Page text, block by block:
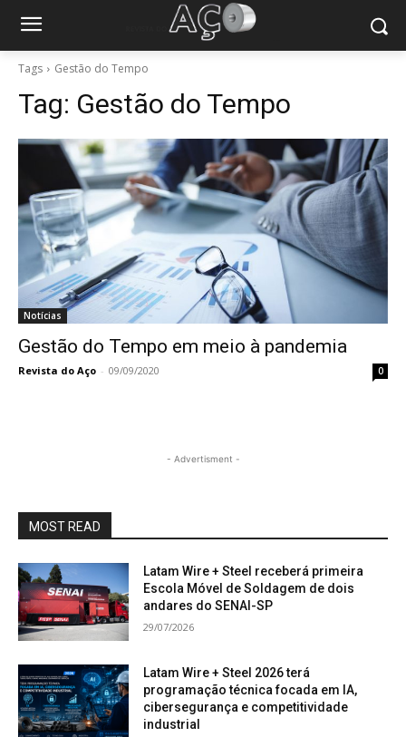
Tags Gestão do Tempo
Tag: Gestão do Tempo
Notícias
Gestão do Tempo em meio à pandemia
Revista do Aço - 09/09/2020 0
- Advertisment -
MOST READ
Latam Wire + Steel receberá primeira
Escola Móvel de Soldagem de dois
andares do SENAI-SP
29/07/2026
Latam Wire + Steel 2026 terá
programação técnica focada em IA,
cibersegurança e competitividade
industrial